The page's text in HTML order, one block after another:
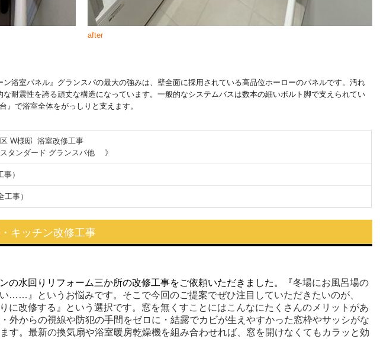
after
浴室パネル』グランスパの最大の強みは、壁全面に採用されている高品位ホーローのパネルです。汚れ
耐震性を誇る頑丈な構造になっています。一般的なシステムバスは数本の細いボルト脚で支えられてい
』で浴室全体をがっしりと支えます。
W様邸 浴室改修工事
タンダード グランスパ他 》
）
工事）
キッチン改修工事
の水回りリフォーム三か所の改修工事をご依頼いただきました。『冬場にお風呂場の
……』というお悩みです。 そこで今回のご提案でぜひ注目していただきたいのが、
に改修する』という選択です。窓を無くすことにはこんなにたくさんのメリットがあ
外からの視線や防犯の手間をゼロに・結露でカビが生えやすかった窓枠やサッシがな
す。最新の換気扇や浴室暖房乾燥機を組み合わせれば、窓を開けなくてもカラッと効